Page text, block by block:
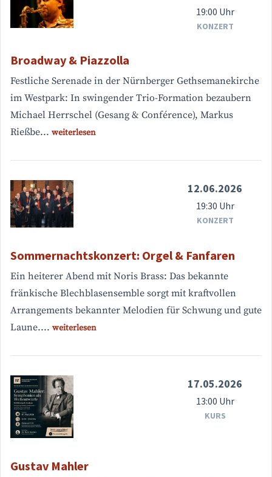
19:00 Uhr
KONZERT
Broadway & Piazzolla
Festliche Serenade in der Nürnberger Gethsemanekirche
im Westpark: In swingender Trio-Formation bezaubern
Michael Herrschel (Gesang & Conférence), Markus
Rießbe... weiterlesen
12.06.2026
19:30 Uhr
KONZERT
Sommernachtskonzert: Orgel & Fanfaren
Ein heiterer Abend mit Noris Brass: Das bekannte
fränkische Blechblasensemble sorgt mit kraftvollen
Arrangements bekannter Melodien für Schwung und gute
Laune.... weiterlesen
17.05.2026
13:00 Uhr
KURS
Gustav Mahler